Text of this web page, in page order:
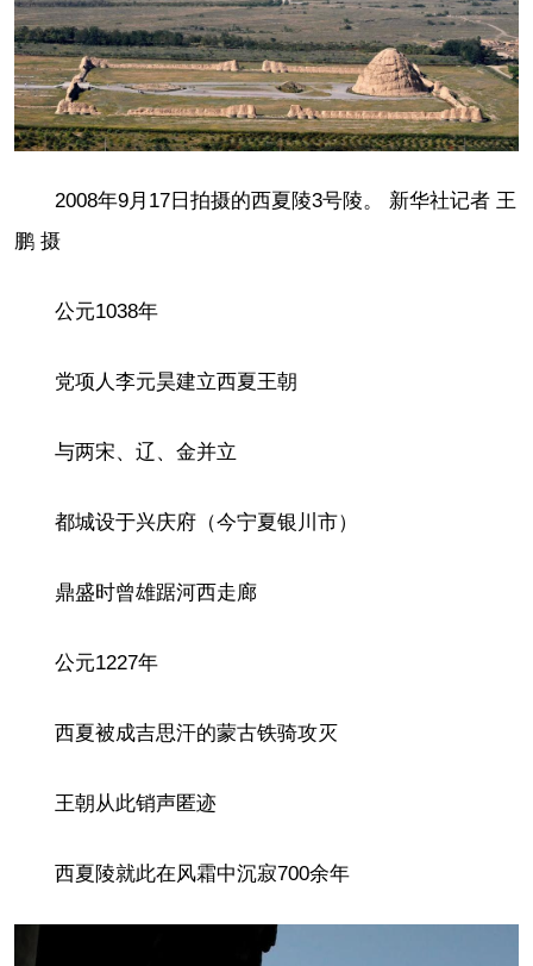
2008年9月17日拍摄的西夏陵3号陵。 新华社记者 王
鹏 摄
公元1038年
党项人李元昊建立西夏王朝
与两宋、辽、金并立
都城设于兴庆府（今宁夏银川市）
鼎盛时曾雄踞河西走廊
公元1227年
西夏被成吉思汗的蒙古铁骑攻灭
王朝从此销声匿迹
西夏陵就此在风霜中沉寂700余年